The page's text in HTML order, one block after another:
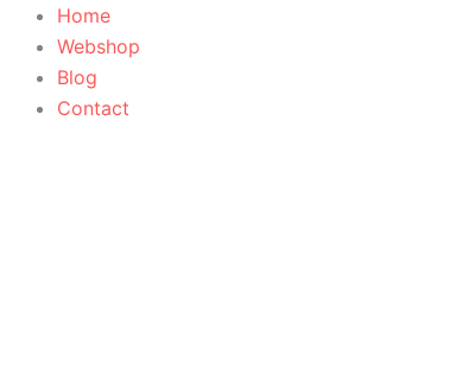
naar
inhoud
Home
Webshop
Blog
Contact
aantal